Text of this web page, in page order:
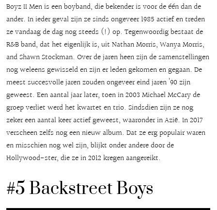
Boyz II Men is een boyband, die bekender is voor de één dan de
ander. In ieder geval zijn ze sinds ongeveer 1985 actief en treden
ze vandaag de dag nog steeds (!) op. Tegenwoordig bestaat de
R&B band, dat het eigenlijk is, uit Nathan Morris, Wanya Morris,
and Shawn Stockman. Over de jaren heen zijn de samenstellingen
nog weleens gewisseld en zijn er leden gekomen en gegaan. De
meest succesvolle jaren zouden ongeveer eind jaren ’90 zijn
geweest. Een aantal jaar later, toen in 2003 Michael McCary de
groep verliet werd het kwartet en trio. Sindsdien zijn ze nog
zeker een aantal keer actief geweest, waaronder in Azië. In 2017
verscheen zelfs nog een nieuw album. Dat ze erg populair waren
en misschien nog wel zijn, blijkt onder andere door de
Hollywood-ster, die ze in 2012 kregen aangereikt.
#5 Backstreet Boys